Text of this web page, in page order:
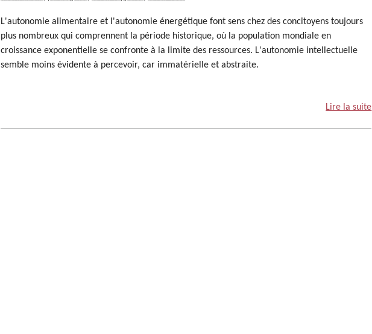
L'autonomie alimentaire et l'autonomie énergétique font sens chez des concitoyens toujours
plus nombreux qui comprennent la période historique, où la population mondiale en
croissance exponentielle se confronte à la limite des ressources. L'autonomie intellectuelle
semble moins évidente à percevoir, car immatérielle et abstraite.
Lire la suite